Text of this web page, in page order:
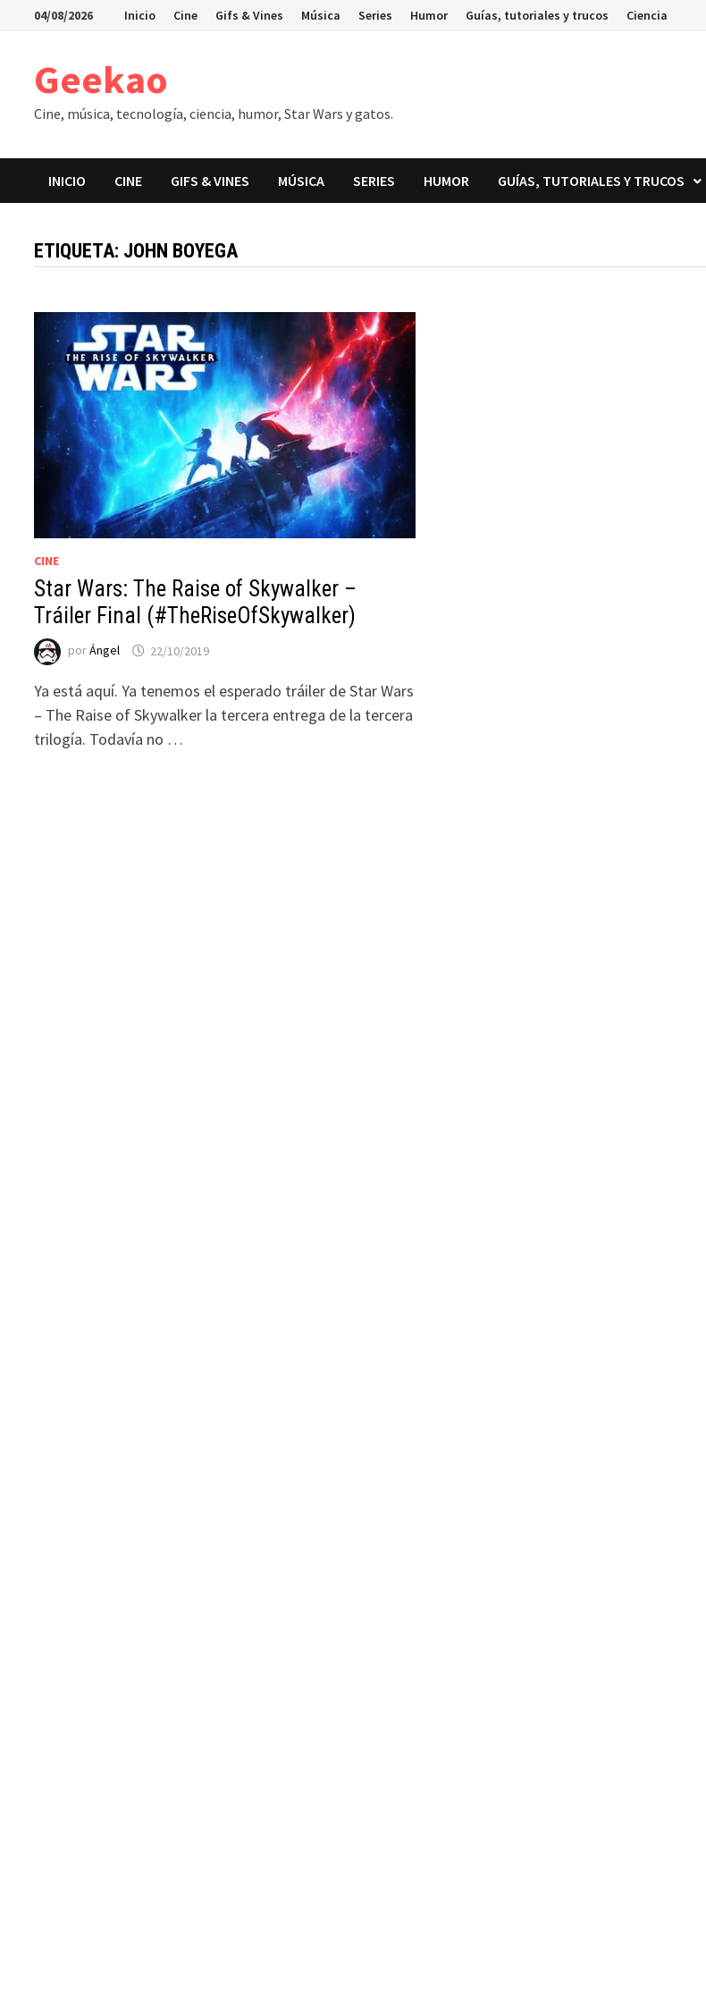
Saltar04/08/2026 Inicio Cine Gifs & Vines Música Series Humor Guías, tutoriales y trucos Ciencia
Geekao
Cine, música, tecnología, ciencia, humor, Star Wars y gatos.
INICIO CINE GIFS & VINES MÚSICA SERIES HUMOR GUÍAS, TUTORIALES Y TRUCOS
ETIQUETA: JOHN BOYEGA
CINE
Star Wars: The Raise of Skywalker –
Tráiler Final (#TheRiseOfSkywalker)
porÁngel 22/10/2019
Ya está aquí. Ya tenemos el esperado tráiler de Star Wars
– The Raise of Skywalker la tercera entrega de la tercera
trilogía. Todavía no …